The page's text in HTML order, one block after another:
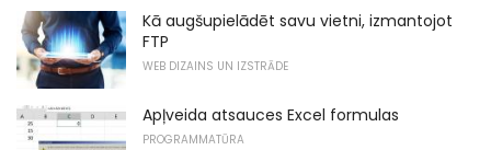
Kā augšupielādēt savu vietni, izmantojot
FTP
WEB DIZAINS UN IZSTRĀDE
Apļveida atsauces Excel formulas
PROGRAMMATŪRA